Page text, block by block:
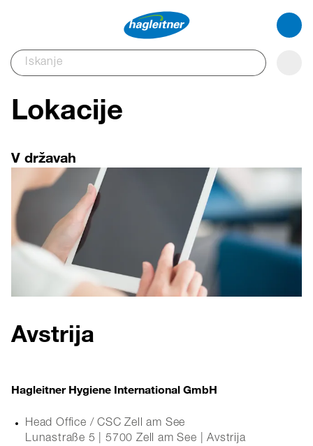
Lokacije
V državah
Avstrija
Hagleitner Hygiene International GmbH
Head Office / CSC Zell am See
Lunastraße 5 | 5700 Zell am See | Avstrija